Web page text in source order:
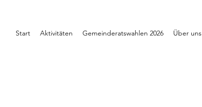
Start Aktivitäten Gemeinderatswahlen 2026 Über uns